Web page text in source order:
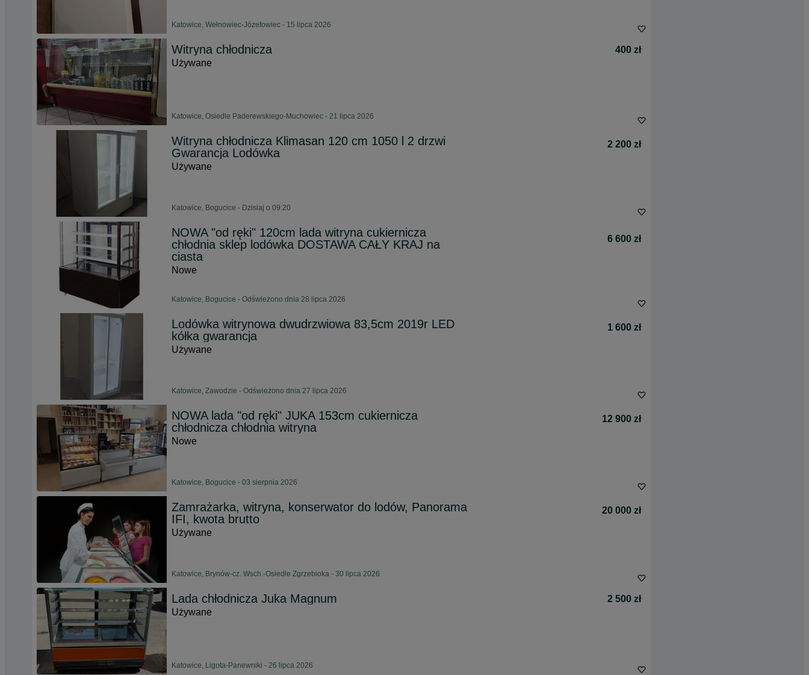
Katowice, Wełnowiec-Józefowiec - 15 lipca 2026
Witryna chłodnicza
400 zł
Używane
Katowice, Osiedle Paderewskiego-Muchowiec - 21 lipca 2026
Witryna chłodnicza Klimasan 120 cm 1050 l 2 drzwi
Gwarancja Lodówka
2 200 zł
Używane
Katowice, Bogucice - Dzisiaj o 09:20
NOWA "od ręki" 120cm lada witryna cukiernicza
chłodnia sklep lodówka DOSTAWA CAŁY KRAJ na
ciasta
6 600 zł
Nowe
Katowice, Bogucice - Odświeżono dnia 28 lipca 2026
Lodówka witrynowa dwudrzwiowa 83,5cm 2019r LED
kółka gwarancja
1 600 zł
Używane
Katowice, Zawodzie - Odświeżono dnia 27 lipca 2026
NOWA lada "od ręki" JUKA 153cm cukiernicza
chłodnicza chłodnia witryna
12 900 zł
Nowe
Katowice, Bogucice - 03 sierpnia 2026
Zamrażarka, witryna, konserwator do lodów, Panorama
IFI, kwota brutto
20 000 zł
Używane
Katowice, Brynów-cz. Wsch.-Osiedle Zgrzebioka - 30 lipca 2026
Lada chłodnicza Juka Magnum
2 500 zł
Używane
Katowice, Ligota-Panewniki - 26 lipca 2026